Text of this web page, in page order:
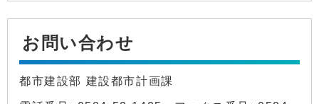
お問い合わせ
都市建設部 建設都市計画課